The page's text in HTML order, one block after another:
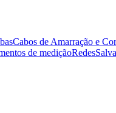
Cabos de Amarração e
de mediçãoRedes